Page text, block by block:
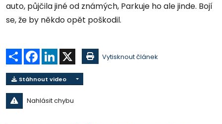
auto, půjčila jiné od známých, Parkuje ho ale jinde. Bojí
se, že by někdo opět poškodil.
Sdílet Facebook
LinkedIn Vytisknout článek
Stáhnout video
Nahlásit chybu